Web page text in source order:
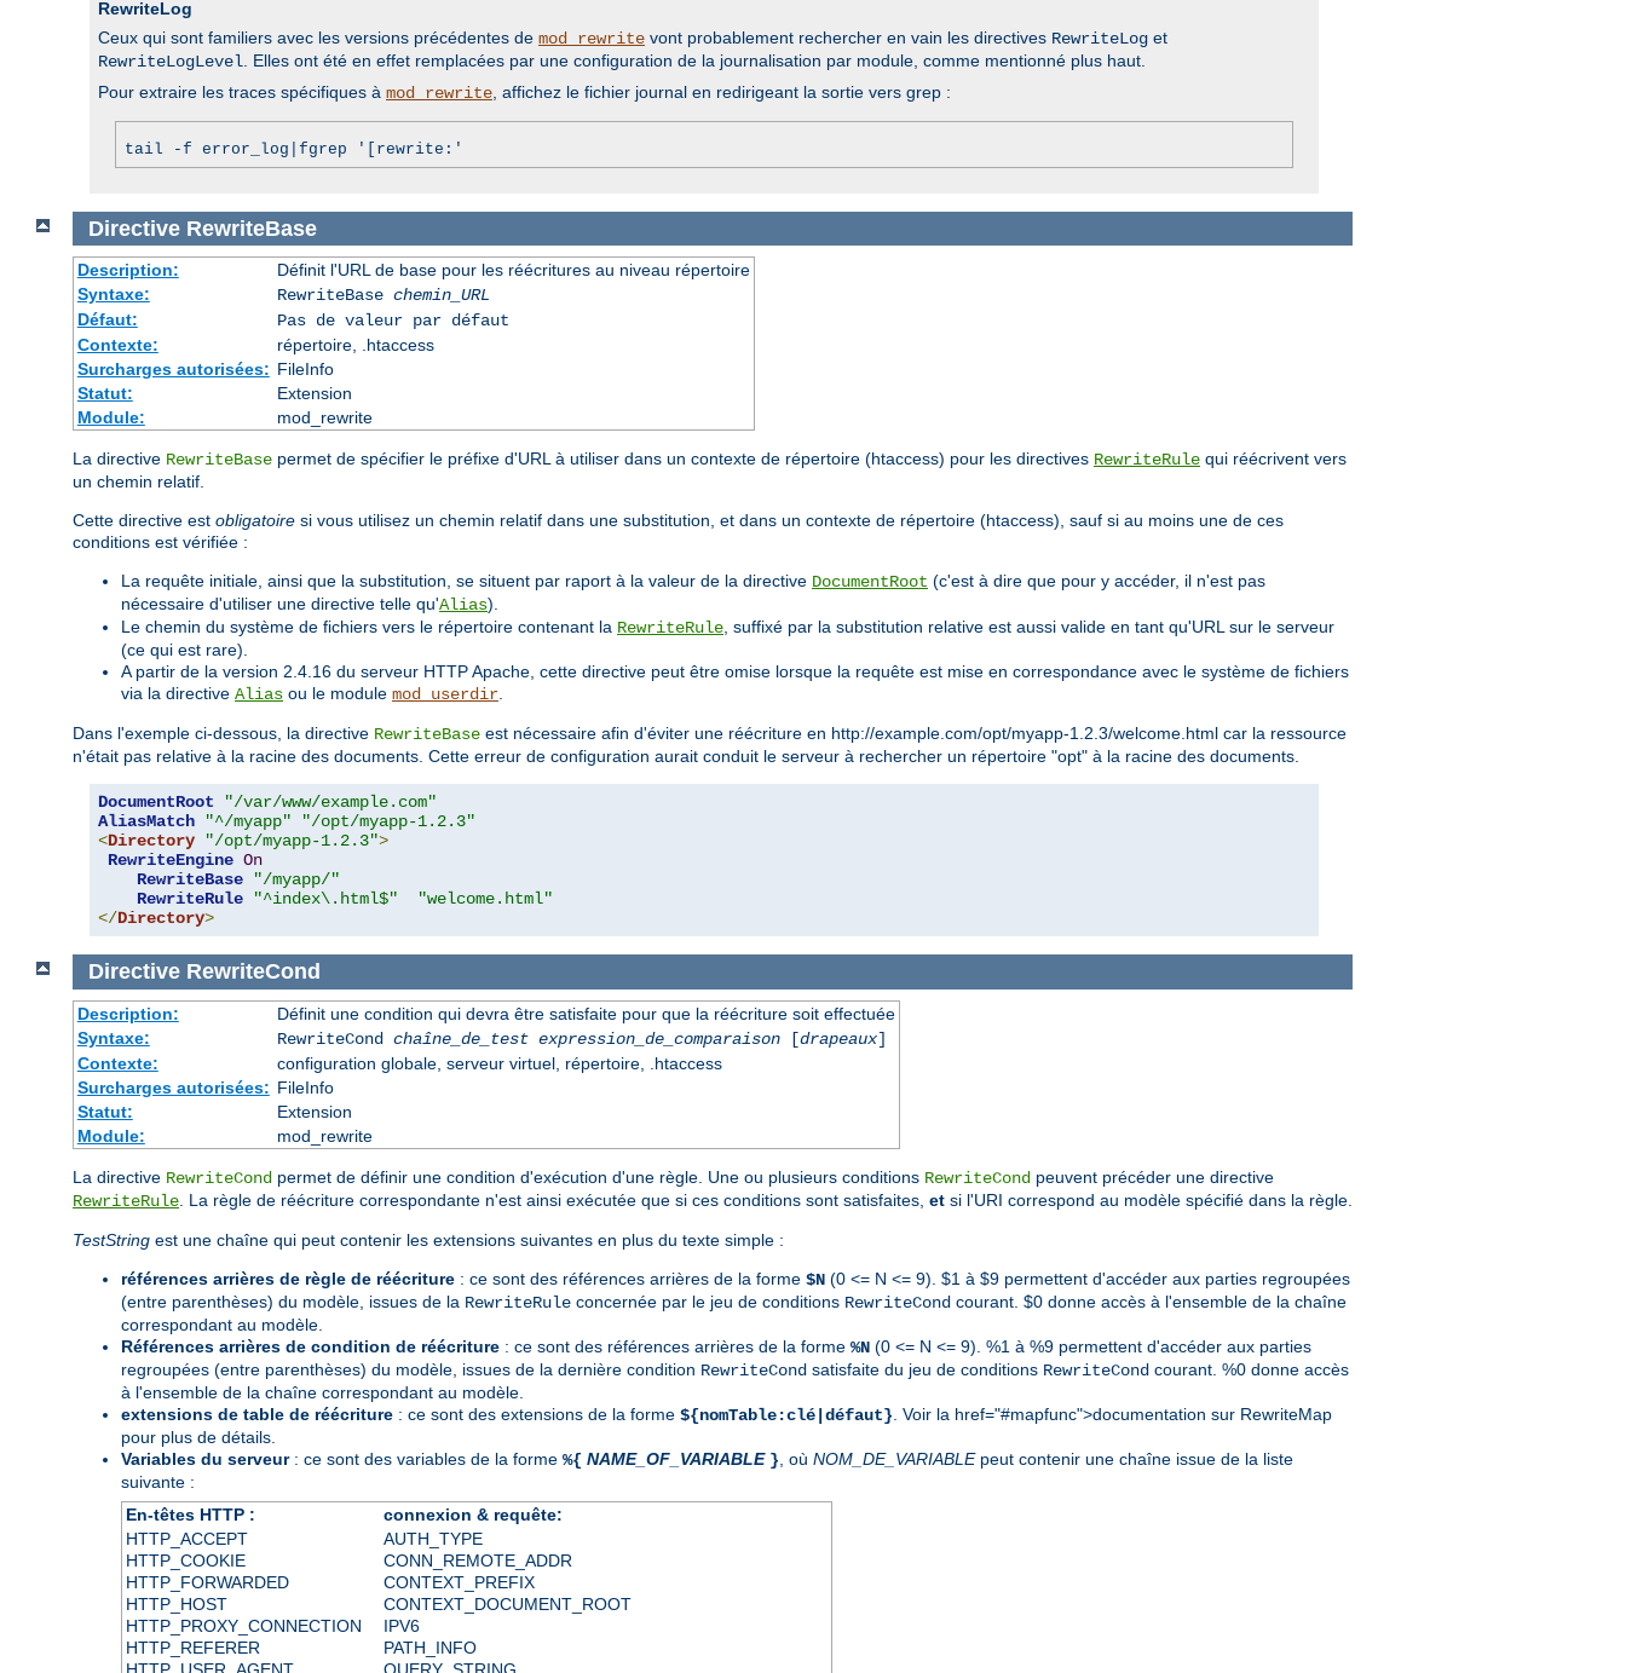
RewriteLog
Ceux qui sont familiers avec les versions précédentes de mod_rewrite vont probablement rechercher en vain les directives RewriteLog et
RewriteLogLevel . Elles ont été en effet remplacées par une configuration de la journalisation par module, comme mentionné plus haut.
Pour extraire les traces spécifiques à mod_rewrite , affichez le fichier journal en redirigeant la sortie vers grep :
tail -f error_log|fgrep '[rewrite:'
Directive RewriteBase
Description:
Définit l'URL de base pour les réécritures au niveau répertoire
Syntaxe:
RewriteBase chemin_URL
Défaut:
Pas de valeur par défaut
Contexte:
répertoire, .htaccess
Surcharges autorisées: FileInfo
Statut:
Extension
Module:
mod_rewrite
La directive RewriteBase permet de spécifier le préfixe d'URL à utiliser dans un contexte de répertoire (htaccess) pour les directives RewriteRule qui réécrivent vers
un chemin relatif.
Cette directive est obligatoire si vous utilisez un chemin relatif dans une substitution, et dans un contexte de répertoire (htaccess), sauf si au moins une de ces
conditions est vérifiée :
La requête initiale, ainsi que la substitution, se situent par raport à la valeur de la directive DocumentRoot (c'est à dire que pour y accéder, il n'est pas
nécessaire d'utiliser une directive telle qu'Alias).
Le chemin du système de fichiers vers le répertoire contenant la RewriteRule, suffixé par la substitution relative est aussi valide en tant qu'URL sur le serveur
(ce qui est rare).
A partir de la version 2.4.16 du serveur HTTP Apache, cette directive peut être omise lorsque la requête est mise en correspondance avec le système de fichiers
via la directive Alias ou le module mod_userdir.
Dans l'exemple ci-dessous, la directive RewriteBase est nécessaire afin d'éviter une réécriture en http://example.com/opt/myapp-1.2.3/welcome.html car la ressource
n'était pas relative à la racine des documents. Cette erreur de configuration aurait conduit le serveur à rechercher un répertoire "opt" à la racine des documents.
DocumentRoot
"/var/www/example.com"
AliasMatch
"^/myapp"
"/opt/myapp-1.2.3"
<Directory "/opt/myapp-1.2.3">
RewriteEngine On
RewriteBase
"/myapp/"
RewriteRule
"^index\.html$"
"welcome.html"
</Directory>
Directive RewriteCond
Description:
Définit une condition qui devra être satisfaite pour que la réécriture soit effectuée
Syntaxe:
RewriteCond chaîne_de_test expression_de_comparaison[drapeaux]
Contexte:
configuration globale, serveur virtuel, répertoire, .htaccess
Surcharges autorisées: FileInfo
Statut:
Extension
Module:
mod_rewrite
La directive RewriteCond permet de définir une condition d'exécution d'une règle. Une ou plusieurs conditions RewriteCond peuvent précéder une directive
RewriteRule . La règle de réécriture correspondante n'est ainsi exécutée que si ces conditions sont satisfaites, et si l'URI correspond au modèle spécifié dans la règle.
TestString est une chaîne qui peut contenir les extensions suivantes en plus du texte simple :
références arrières de règle de réécriture : ce sont des références arrières de la forme $N (0 <= N <= 9). $1 à $9 permettent d'accéder aux parties regroupées
(entre parenthèses) du modèle, issues de la RewriteRule concernée par le jeu de conditions RewriteCond courant. $0 donne accès à l'ensemble de la chaîne
correspondant au modèle.
Références arrières de condition de réécriture : ce sont des références arrières de la forme %N (0 <= N <= 9). %1 à %9 permettent d'accéder aux parties
regroupées (entre parenthèses) du modèle, issues de la dernière condition RewriteCond satisfaite du jeu de conditions RewriteCond courant. %0 donne accès
à l'ensemble de la chaîne correspondant au modèle.
extensions de table de réécriture : ce sont des extensions de la forme ${nomTable:clé|défaut} . Voir la href="#mapfunc">documentation sur RewriteMap
pour plus de détails.
Variables du serveur: ce sont des variables de la forme %{ NAME_OF_VARIABLE } , où NOM_DE_VARIABLEpeut contenir une chaîne issue de la liste
suivante :
En-têtes HTTP :
connexion & requête:
HTTP_ACCEPT
HTTP_COOKIE
HTTP_FORWARDED
HTTP_HOST
HTTP_PROXY_CONNECTION
HTTP_REFERER
HTTP_USER_AGENT
AUTH_TYPE
CONN_REMOTE_ADDR
CONTEXT_PREFIX
CONTEXT_DOCUMENT_ROOT
IPV6
PATH_INFO
QUERY_STRING